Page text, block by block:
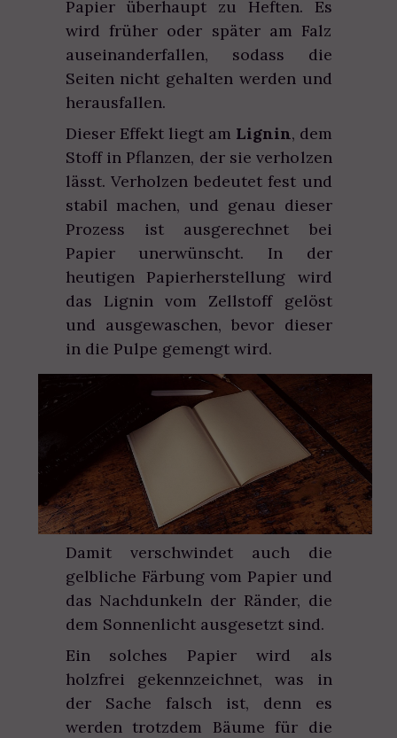
Papier überhaupt zu Heften. Es
wird früher oder später am Falz
auseinanderfallen, sodass die
Seiten nicht gehalten werden und
herausfallen.
Dieser Effekt liegt am Lignin, dem
Stoff in Pflanzen, der sie verholzen
lässt. Verholzen bedeutet fest und
stabil machen, und genau dieser
Prozess ist ausgerechnet bei
Papier unerwünscht. In der
heutigen Papierherstellung wird
das Lignin vom Zellstoff gelöst
und ausgewaschen, bevor dieser
in die Pulpe gemengt wird.
Damit verschwindet auch die
gelbliche Färbung vom Papier und
das Nachdunkeln der Ränder, die
dem Sonnenlicht ausgesetzt sind.
Ein solches Papier wird als
holzfrei gekennzeichnet, was in
der Sache falsch ist, denn es
werden trotzdem Bäume für die